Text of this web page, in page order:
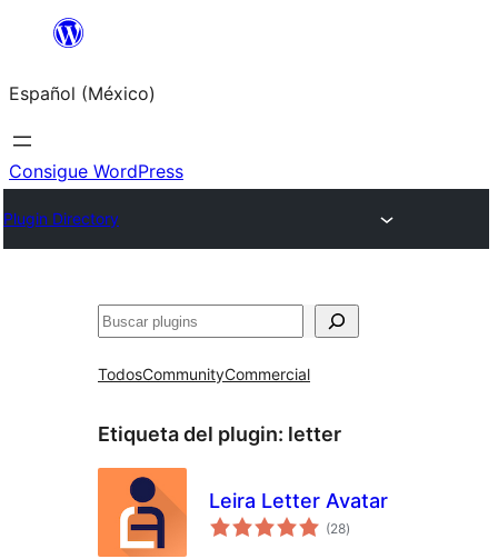
Saltar
contenido
Español (México)
Consigue WordPress
Plugin Directory
Buscar
TodosCommunityCommercial
Etiqueta del plugin: letter
Leira Letter Avatar
(28total
de
)